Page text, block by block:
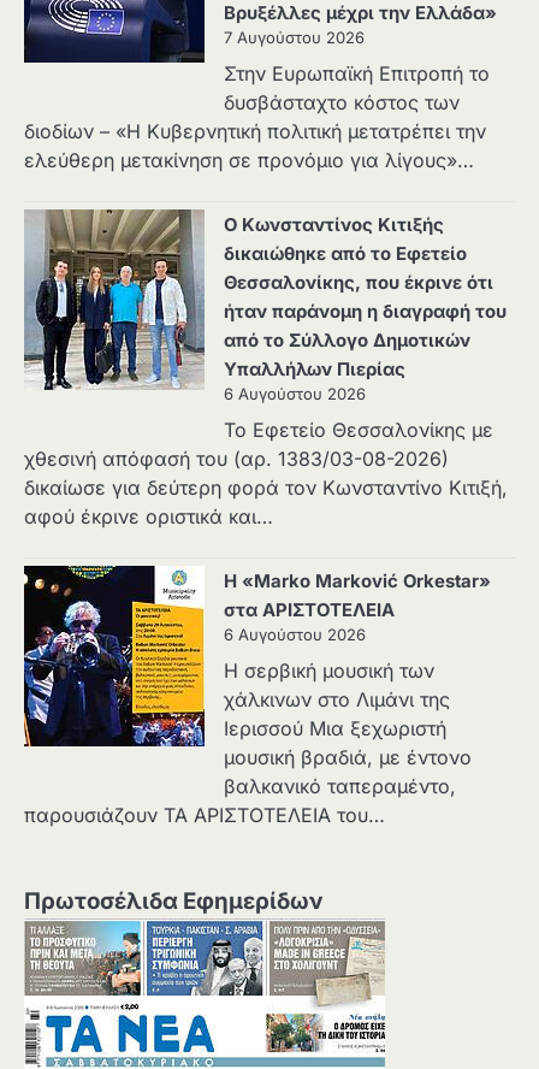
Βρυξέλλες μέχρι την Ελλάδα»
7 Αυγούστου 2026
Στην Ευρωπαϊκή Επιτροπή το
δυσβάσταχτο κόστος των
διοδίων – «Η Κυβερνητική πολιτική μετατρέπει την
ελεύθερη μετακίνηση σε προνόμιο για λίγους»…
Ο Κωνσταντίνος Κιτιξής
δικαιώθηκε από το Εφετείο
Θεσσαλονίκης, που έκρινε ότι
ήταν παράνομη η διαγραφή του
από το Σύλλογο Δημοτικών
Υπαλλήλων Πιερίας
6 Αυγούστου 2026
Το Εφετείο Θεσσαλονίκης με
χθεσινή απόφασή του (αρ. 1383/03-08-2026)
δικαίωσε για δεύτερη φορά τον Κωνσταντίνο Κιτιξή,
αφού έκρινε οριστικά και…
Η «Marko Marković Orkestar»
στα ΑΡΙΣΤΟΤΕΛΕΙΑ
6 Αυγούστου 2026
Η σερβική μουσική των
χάλκινων στο Λιμάνι της
Ιερισσού Μια ξεχωριστή
μουσική βραδιά, με έντονο
βαλκανικό ταπεραμέντο,
παρουσιάζουν ΤΑ ΑΡΙΣΤΟΤΕΛΕΙΑ του…
Πρωτοσέλιδα Εφημερίδων